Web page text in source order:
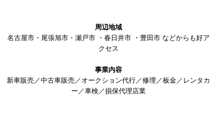
周辺地域
名古屋市 ・ 尾張旭市 ・ 瀬戸市 ・ 春日井市 ・ 豊田市 などからも好ア
クセス
事業内容
新車販売／中古車販売／オークション代行／修理／板金／レンタカ
ー／車検／損保代理店業